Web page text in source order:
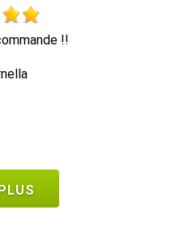
le bois dans la foulée, en